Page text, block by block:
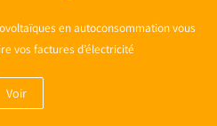
en autoconsommation vous
vos factures d’électricité
Voir